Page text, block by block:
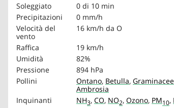
Soleggiato
0 di 10 min
Precipitazioni
0 mm/h
Velocità del
vento
16 km/h da O
Raffica
19 km/h
Umidità
82%
Pressione
894 hPa
Pollini
Ontano, Betulla, Graminacee
Ambrosia
Inquinanti
NH3, CO, NO2, Ozono, PM10,